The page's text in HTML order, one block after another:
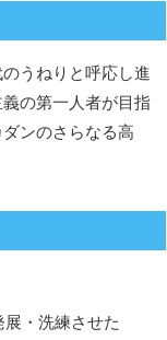
うねりと呼応し進
の第一人者が目指
ンのさらなる高
・洗練させた